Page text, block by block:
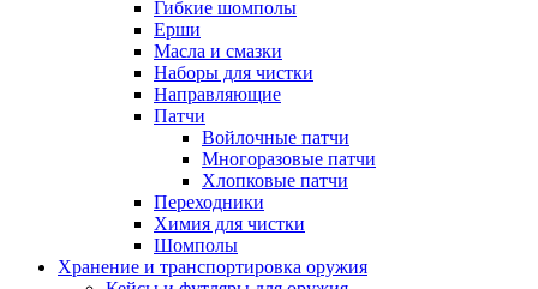
Гибкие шомполы
Ерши
Масла и смазки
Наборы для чистки
Направляющие
Патчи
Войлочные патчи
Многоразовые патчи
Хлопковые патчи
Переходники
Химия для чистки
Шомполы
Хранение и транспортировка оружия